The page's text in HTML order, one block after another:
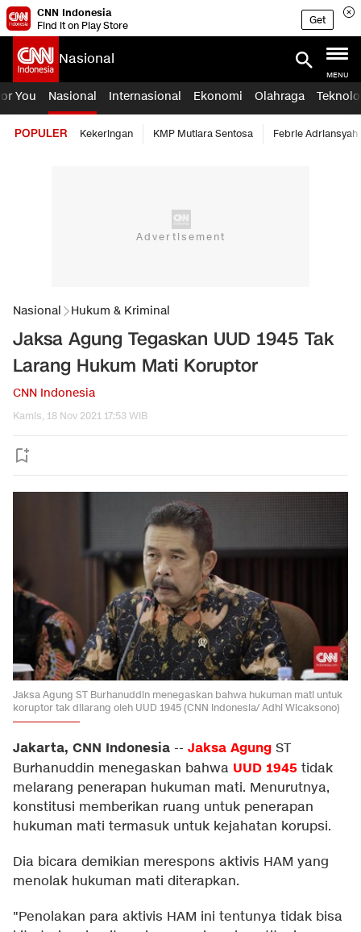
CNN Indonesia
Find it on Play Store
Get
Nasional
MENU
You Nasional Internasional Ekonomi Olahraga
POPULER Kekeringan KMP Mutiara Sentosa Febrie Adriansyah
Nasional Hukum & Kriminal
Jaksa Agung Tegaskan UUD 1945 Tak
Larang Hukum Mati Koruptor
CNN Indonesia
Kamis, 18 Nov 2021 17:53 WIB
Jaksa Agung ST Burhanuddin menegaskan bahwa hukuman mati untuk
koruptor tak dilarang oleh UUD 1945 (CNN Indonesia/ Adhi Wicaksono)
Jakarta, CNN Indonesia -- Jaksa Agung ST
Burhanuddin menegaskan bahwa UUD 1945 tidak
melarang penerapan hukuman mati. Menurutnya,
konstitusi memberikan ruang untuk penerapan
hukuman mati termasuk untuk kejahatan korupsi.
Dia bicara demikian merespons aktivis HAM yang
menolak hukuman mati diterapkan.
"Penolakan para aktivis HAM ini tentunya tidak bisa